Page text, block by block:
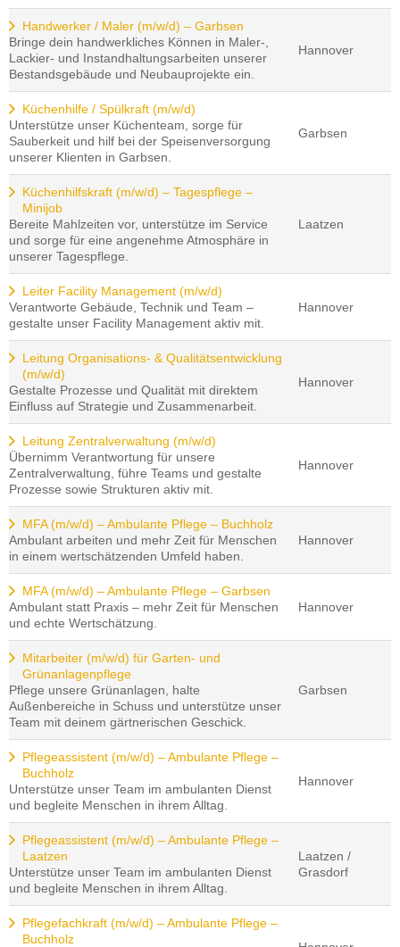
Handwerker / Maler (m/w/d) – Garbsen
Bringe dein handwerkliches Können in Maler-,
Lackier- und Instandhaltungsarbeiten unserer
Bestandsgebäude und Neubauprojekte ein.
Hannover
Küchenhilfe / Spülkraft (m/w/d)
Unterstütze unser Küchenteam, sorge für
Sauberkeit und hilf bei der Speisenversorgung
unserer Klienten in Garbsen.
Garbsen
Küchenhilfskraft (m/w/d) – Tagespflege –
Minijob
Bereite Mahlzeiten vor, unterstütze im Service
und sorge für eine angenehme Atmosphäre in
unserer Tagespflege.
Laatzen
Leiter Facility Management (m/w/d)
Verantworte Gebäude, Technik und Team –
gestalte unser Facility Management aktiv mit.
Hannover
Leitung Organisations- & Qualitätsentwicklung
(m/w/d)
Gestalte Prozesse und Qualität mit direktem
Einfluss auf Strategie und Zusammenarbeit.
Hannover
Leitung Zentralverwaltung (m/w/d)
Übernimm Verantwortung für unsere
Zentralverwaltung, führe Teams und gestalte
Prozesse sowie Strukturen aktiv mit.
Hannover
MFA (m/w/d) – Ambulante Pflege – Buchholz
Ambulant arbeiten und mehr Zeit für Menschen
in einem wertschätzenden Umfeld haben.
Hannover
MFA (m/w/d) – Ambulante Pflege – Garbsen
Ambulant statt Praxis – mehr Zeit für Menschen
und echte Wertschätzung.
Hannover
Mitarbeiter (m/w/d) für Garten- und
Grünanlagenpflege
Pflege unsere Grünanlagen, halte
Außenbereiche in Schuss und unterstütze unser
Team mit deinem gärtnerischen Geschick.
Garbsen
Pflegeassistent (m/w/d) – Ambulante Pflege –
Buchholz
Unterstütze unser Team im ambulanten Dienst
und begleite Menschen in ihrem Alltag.
Hannover
Pflegeassistent (m/w/d) – Ambulante Pflege –
Laatzen
Unterstütze unser Team im ambulanten Dienst
und begleite Menschen in ihrem Alltag.
Laatzen /
Grasdorf
Pflegefachkraft (m/w/d) – Ambulante Pflege –
Buchholz